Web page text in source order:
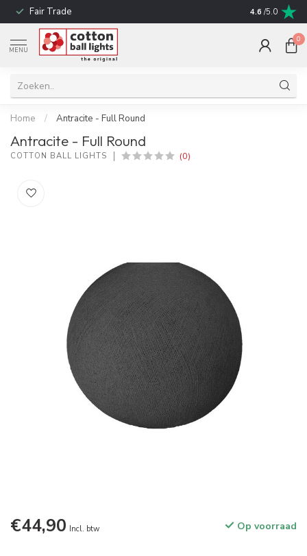
Fair Trade Snelle
4.6 /5.0
MENU
0
Home / Antracite - Full Round
Antracite - Full Round
COTTON BALL LIGHTS (0)
€44,90 Incl. btw Op voorraad